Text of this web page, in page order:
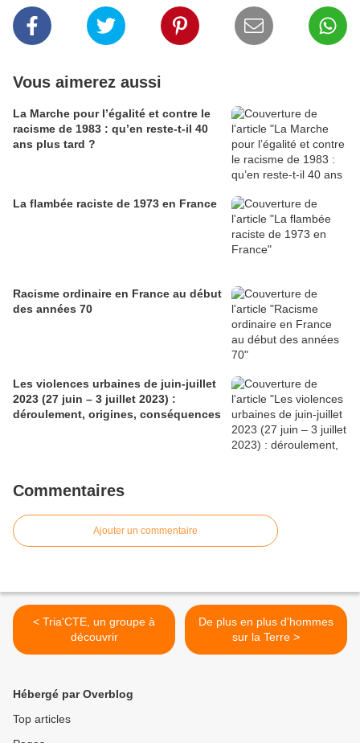
Vous aimerez aussi
La Marche pour l’égalité et contre le
racisme de 1983 : qu’en reste-t-il 40
ans plus tard ?
La flambée raciste de 1973 en France
Racisme ordinaire en France au début
des années 70
Les violences urbaines de juin-juillet
2023 (27 juin – 3 juillet 2023) :
déroulement, origines, conséquences
Commentaires
Ajouter un commentaire
< Tria'CTE, un groupe à
découvrir
De plus en plus d'hommes
sur la Terre >
Hébergé par Overblog
Top articles